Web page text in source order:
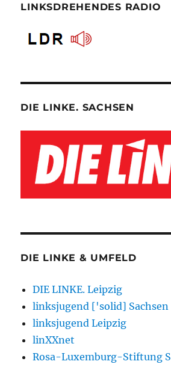
LINKSDREHENDES RADIO
DIE LINKE. SACHSEN
DIE LINKE & UMFELD
DIE LINKE. Leipzig
linksjugend ['solid] Sachsen
linksjugend Leipzig
linXXnet
Rosa-Luxemburg-Stiftung